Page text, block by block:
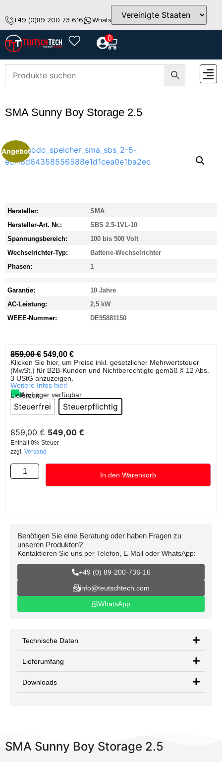
+49 (0)89 200 73 616 WhatsApp info@teutschtech.com
0
SMA Sunny Boy Storage 2.5
Angebot
Hersteller:
SMA
Hersteller-Art. Nr.:
SBS 2.5-1VL-10
Spannungsbereich:
100 bis 500 Volt
Wechselrichter-Typ:
Batterie-Wechselrichter
Phasen:
1
Garantie:
10 Jahre
AC-Leistung:
2,5 kW
WEEE-Nummer:
DE95881150
859,00€ 549,00 €
Klicken Sie hier, um Preise inkl. gesetzlicher Mehrwertsteuer
(MwSt.) für B2B-Kunden und Nichtberechtigte gemäß § 12 Abs.
3 UStG anzuzeigen.
Weitere Infos hier!
Ab Lager verfügbar
Lieferzeit:
Steuerfrei Steuerpflichtig
859,00€ 549,00 €
Enthält 0% Steuer
zzgl. Versand
In den Warenkorb
Technische Daten
Lieferumfang
Downloads
Benötigen Sie eine Beratung oder haben Fragen zu
unseren Produkten?
Kontaktieren Sie uns per Telefon, E-Mail oder WhatsApp:
+49 (0) 89-200-736-16
info@teutschtech.com
WhatsApp
SMA Sunny Boy Storage 2.5